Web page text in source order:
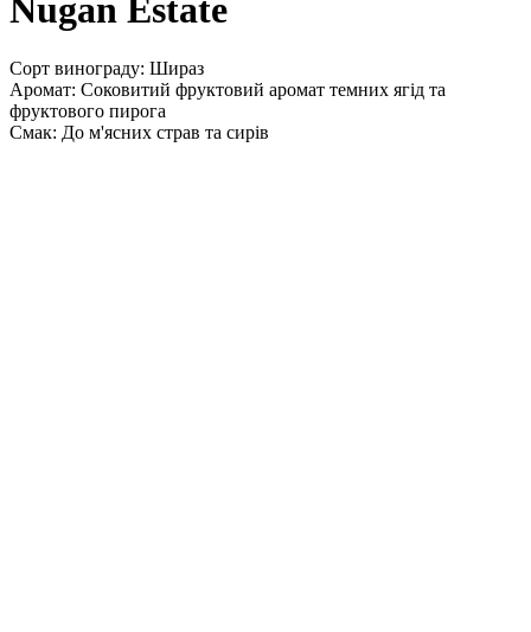
Nugan Estate
Сорт винограду: Шираз
Аромат: Соковитий фруктовий аромат темних ягід та
фруктового пирога
Смак: До м'ясних страв та сирів